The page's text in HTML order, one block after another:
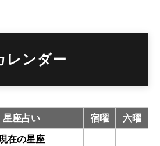
レンダー
星座占い 宿曜 六曜
在の星座